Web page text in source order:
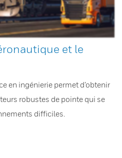
et le
en ingénierie permet d’obtenir
robustes de pointe qui se
difficiles.